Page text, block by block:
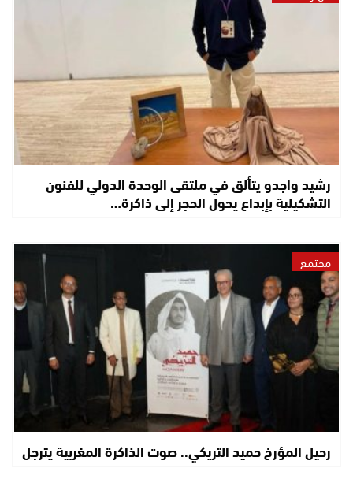
رشيد واجدو يتألق في ملتقى الوحدة الدولي للفنون
التشكيلية بإبداع يحول الحجر إلى ذاكرة…
مجتمع
رحيل المؤرخ حميد التريكي.. صوت الذاكرة المغربية يترجل